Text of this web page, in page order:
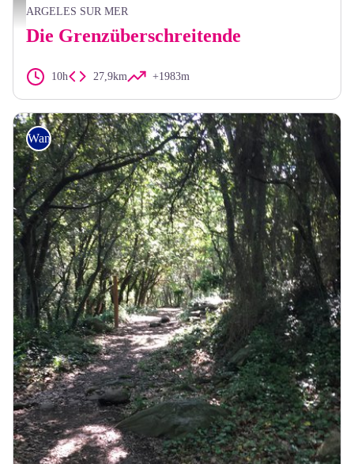
Benjamin Collard
ARGELES SUR MER
Die Grenzüberschreitende
10h 27,9km +1983m
Wandern